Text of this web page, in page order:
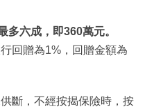
多六成，即360萬元。
回贈為1%，回贈金額為
斷，不經按揭保險時，按